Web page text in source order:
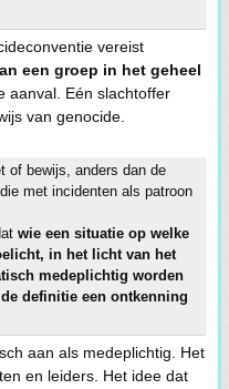
vereist
een groep in het geheel
aanval. Eén slachtoffer
van genocide.
of bewijs, anders dan de
met incidenten als patroon
wie een situatie op welke
in het licht van het
medeplichtig worden
definitie een ontkenning
aan als medeplichtig. Het
en leiders. Het idee dat